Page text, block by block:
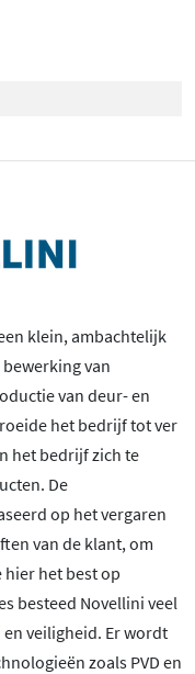
klein, ambachtelijk
van
van deur- en
het bedrijf tot ver
het bedrijf zich te
De
op het vergaren
van de klant, om
het best op
besteed Novellini veel
veiligheid. Er wordt
zoals PVD en